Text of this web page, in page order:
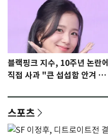
블랙핑크 지수, 10주년 논란에
직접 사과 "큰 섭섭함 안겨 미
스포츠